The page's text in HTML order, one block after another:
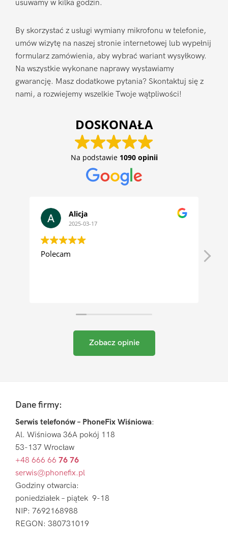
usuwamy w kilka godzin.
By skorzystać z usługi wymiany mikrofonu w telefonie,
umów wizytę na naszej stronie internetowej lub wypełnij
formularz zamówienia, aby wybrać wariant wysyłkowy.
Na wszystkie wykonane naprawy wystawiamy
gwarancję. Masz dodatkowe pytania? Skontaktuj się z
nami, a rozwiejemy wszelkie Twoje wątpliwości!
DOSKONAŁA
Na podstawie 1090 opinii
Alicja
2025-03-17
Polecam
Zobacz opinie
Sidebar
FooterDane firmy:
Serwis telefonów – PhoneFix Wiśniowa:
Al. Wiśniowa 36A pokój 118
53-137 Wrocław
+48 666 66 76 76
serwis@phonefix.pl
Godziny otwarcia:
poniedziałek – piątek 9-18
NIP: 7692168988
REGON: 380731019